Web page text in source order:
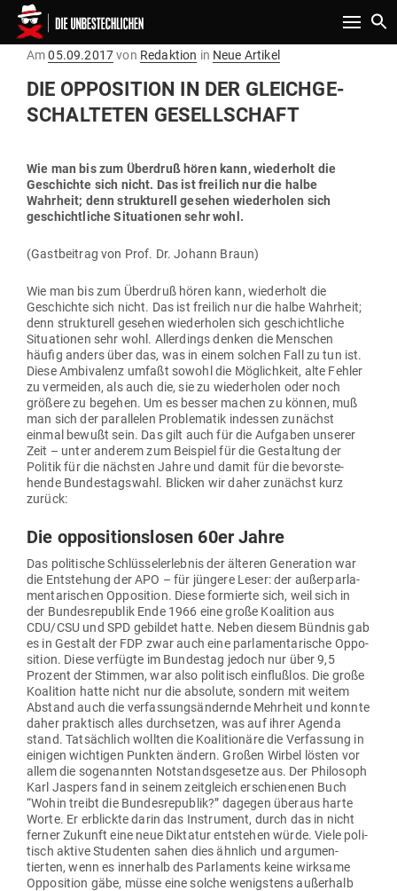
Toggle
AmGepostet
05.09.2017von Redaktion in Neue Artikel
DIE OPPO­SITION IN DER GLEICH­GE­
SCHAL­TETEN GESELLSCHAFT
Wie man bis zum Überdruß hören kann, wie­derholt die
Geschichte sich nicht. Das ist freilich nur die halbe
Wahrheit; denn struk­turell gesehen wie­der­holen sich
geschicht­liche Situa­tionen sehr wohl.
(Gast­beitrag von Prof. Dr. Johann Braun)
Wie man bis zum Überdruß hören kann, wie­derholt die
Geschichte sich nicht. Das ist freilich nur die halbe Wahrheit;
denn struk­turell gesehen wie­der­holen sich geschicht­liche
Situa­tionen sehr wohl. Aller­dings denken die Men­schen
häufig anders über das, was in einem solchen Fall zu tun ist.
Diese Ambi­valenz umfaßt sowohl die Mög­lichkeit, alte Fehler
zu ver­meiden, als auch die, sie zu wie­der­holen oder noch
größere zu begehen. Um es besser machen zu können, muß
man sich der par­al­lelen Pro­ble­matik indessen zunächst
einmal bewußt sein. Das gilt auch für die Auf­gaben unserer
Zeit – unter anderem zum Bei­spiel für die Gestaltung der
Politik für die nächsten Jahre und damit für die bevor­ste­
hende Bun­des­tagswahl. Blicken wir daher zunächst kurz
zurück:
Die oppo­si­ti­ons­losen 60er Jahre
Das poli­tische Schlüs­sel­er­lebnis der älteren Gene­ration war
die Ent­stehung der APO – für jüngere Leser: der außer­par­la­
men­ta­ri­schen Oppo­sition. Diese for­mierte sich, weil sich in
der Bun­des­re­publik Ende 1966 eine große Koalition aus
CDU/CSU und SPD gebildet hatte. Neben diesem Bündnis gab
es in Gestalt der FDP zwar auch eine par­la­men­ta­rische Oppo­
sition. Diese ver­fügte im Bun­destag jedoch nur über 9,5
Prozent der Stimmen, war also poli­tisch ein­flußlos. Die große
Koalition hatte nicht nur die absolute, sondern mit weitem
Abstand auch die ver­fas­sungs­än­dernde Mehrheit und konnte
daher prak­tisch alles durch­setzen, was auf ihrer Agenda
stand. Tat­sächlich wollten die Koali­tionäre die Ver­fassung in
einigen wich­tigen Punkten ändern. Großen Wirbel lösten vor
allem die soge­nannten Not­stands­ge­setze aus. Der Phi­losoph
Karl Jaspers fand in seinem zeit­gleich erschie­nenen Buch
“Wohin treibt die Bun­des­re­publik?” dagegen überaus harte
Worte. Er erblickte darin das Instrument, durch das in nicht
ferner Zukunft eine neue Dik­tatur ent­stehen würde. Viele poli­
tisch aktive Stu­denten sahen dies ähnlich und argu­men­
tierten, wenn es innerhalb des Par­la­ments keine wirksame
Oppo­sition gäbe, müsse eine solche wenigstens außerhalb